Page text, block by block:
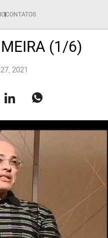
CONTATOS
(1/6)
2021